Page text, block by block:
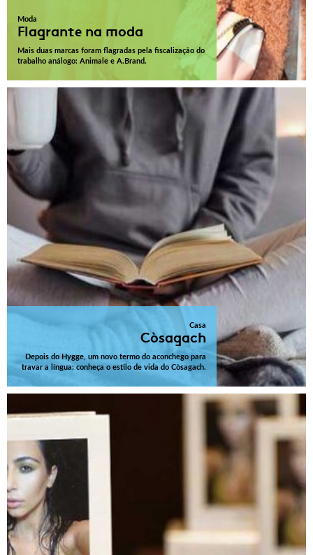
Moda
Flagrante na moda
Mais duas marcas foram flagradas pela fiscalização do
trabalho análogo: Animale e A.Brand.
Casa
Còsagach
Depois do Hygge, um novo termo do aconchego para
travar a língua: conheça o estilo de vida do Còsagach.